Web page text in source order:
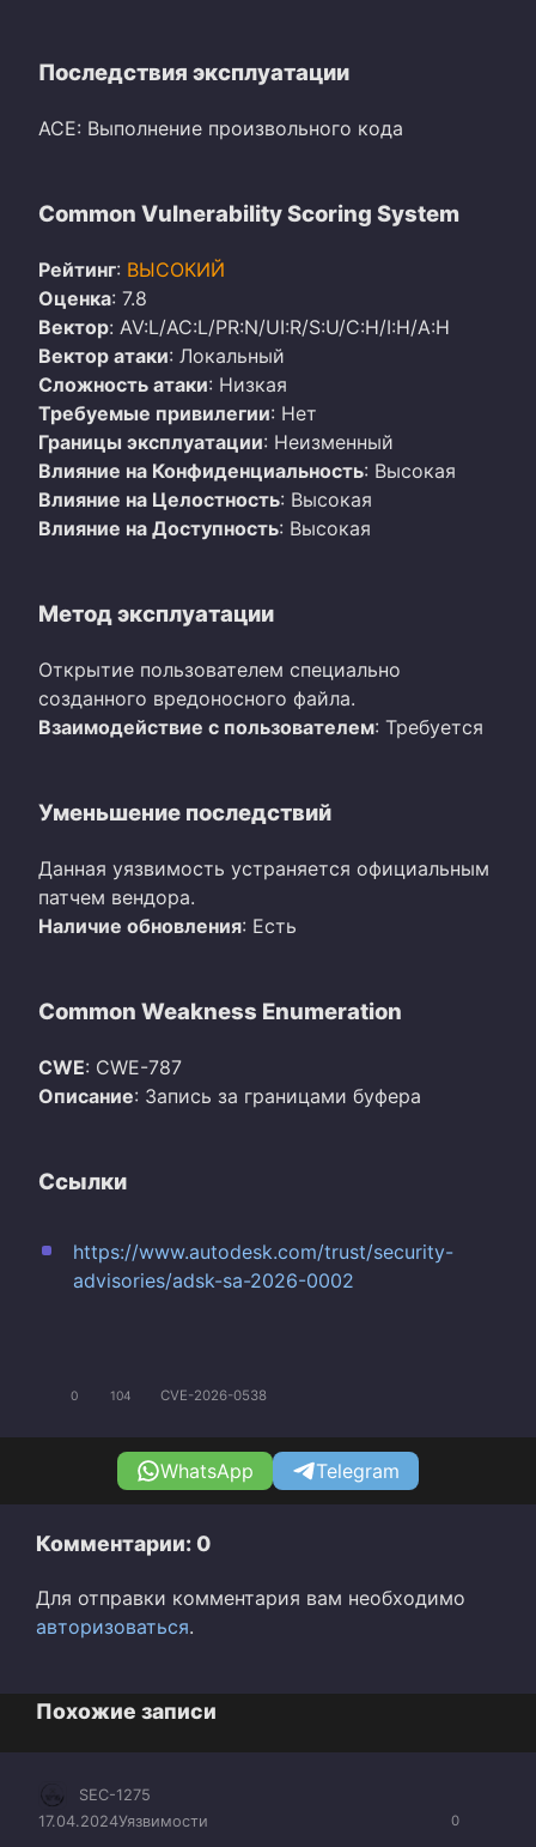
Последствия эксплуатации
ACE: Выполнение произвольного кода
Common Vulnerability Scoring System
Рейтинг: ВЫСОКИЙ
Оценка: 7.8
Вектор: AV:L/AC:L/PR:N/UI:R/S:U/C:H/I:H/A:H
Вектор атаки: Локальный
Сложность атаки: Низкая
Требуемые привилегии: Нет
Границы эксплуатации: Неизменный
Влияние на Конфиденциальность: Высокая
Влияние на Целостность: Высокая
Влияние на Доступность: Высокая
Метод эксплуатации
Открытие пользователем специально
созданного вредоносного файла.
Взаимодействие с пользователем: Требуется
Уменьшение последствий
Данная уязвимость устраняется официальным
патчем вендора.
Наличие обновления: Есть
Common Weakness Enumeration
CWE: CWE-787
Описание: Запись за границами буфера
Ссылки
https://www.autodesk.com/trust/security-
advisories/adsk-sa-2026-0002
0 104 CVE-2026-0538
WhatsApp Telegram
Комментарии: 0
Для отправки комментария вам необходимо
авторизоваться.
Похожие записи
0
SEC-1275
17.04.2024Уязвимости